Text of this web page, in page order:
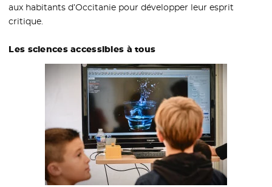
aux habitants d’Occitanie pour développer leur esprit
critique.
Les sciences accessibles à tous